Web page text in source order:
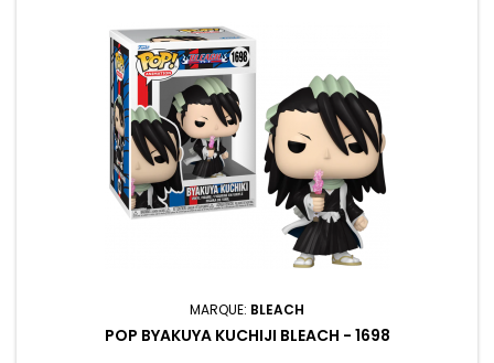
MARQUE: BLEACH
POP BYAKUYA KUCHIJI BLEACH - 1698